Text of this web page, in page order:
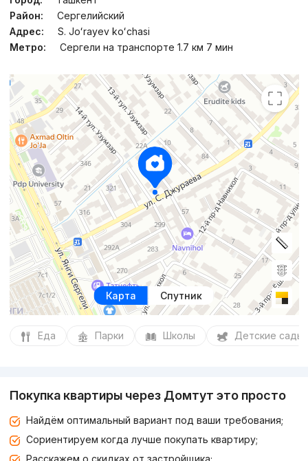
Район:
Сергелийский
Адрес:
S. Joʻrayev koʻchasi
Метро:
Сергели на транспорте 1.7 км 7 мин
Карта Спутник
Еда Парки Школы Детские сады
Покупка квартиры через Домтут это просто
Найдём оптимальный вариант под ваши требования;
Сориентируем когда лучше покупать квартиру;
Расскажем о скидках от застройщика;